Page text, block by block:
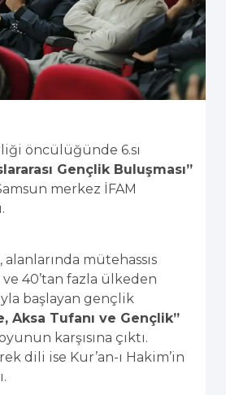
öncülüğünde 6.sı
Gençlik Buluşması”
merkez İFAM
mütehassıs
40’tan fazla ülkeden
başlayan gençlik
Aksa Tufanı ve Gençlik”
karşısına çıktı.
dili ise Kur’an-ı Hakim’in